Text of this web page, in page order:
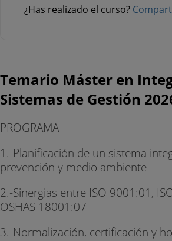
¿Has realizado el curso?
Temario Máster en
Sistemas de Gestión
PROGRAMA
1.-Planificación de un sistema
prevención y medio ambiente
2.-Sinergias entre ISO 9001:01,
OSHAS 18001:07
3.-Normalización, certificación y